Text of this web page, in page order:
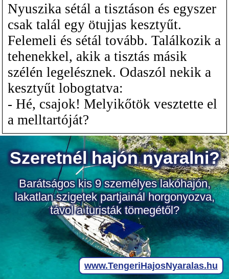
Nyuszika sétál a tisztáson és egyszer
csak talál egy ötujjas kesztyűt.
Felemeli és sétál tovább. Találkozik a
tehenekkel, akik a tisztás másik
szélén legelésznek. Odaszól nekik a
kesztyűt lobogtatva:
- Hé, csajok! Melyikőtök vesztette el
a melltartóját?